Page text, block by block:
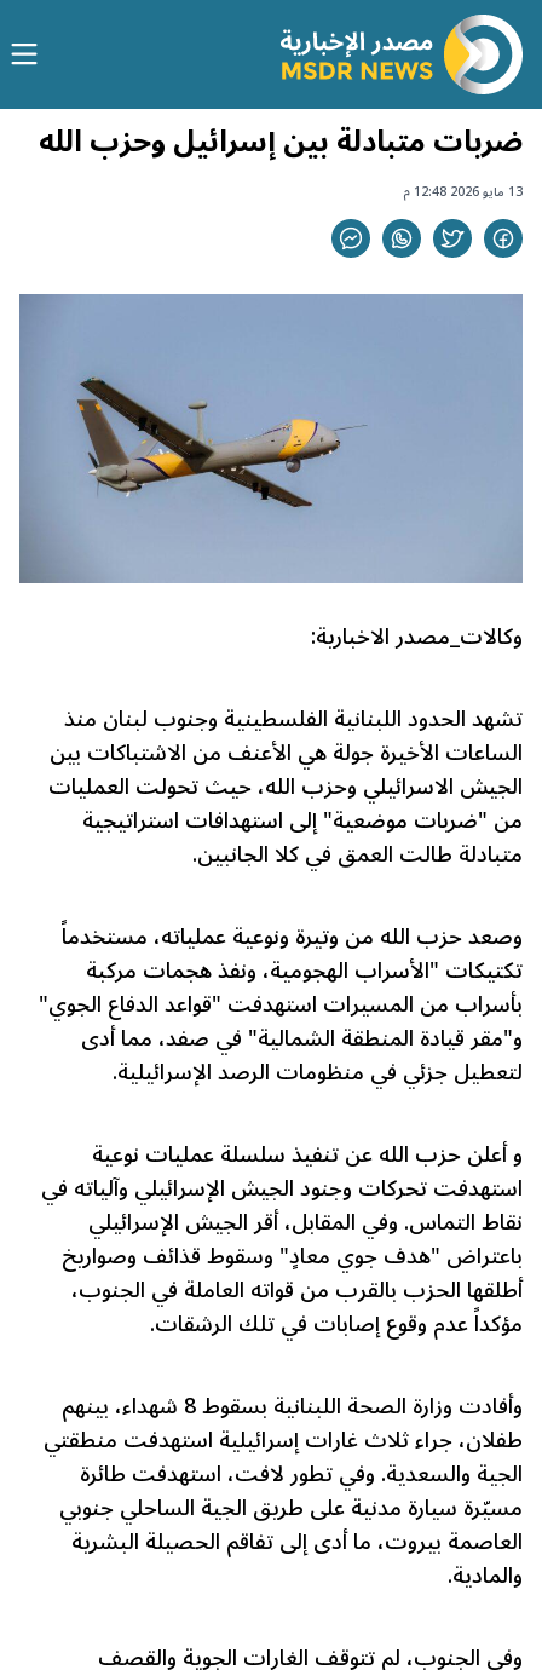
ضربات متبادلة بين إسرائيل وحزب الله
13 مايو 2026 12:48 م
وكالات_مصدر الاخبارية:
تشهد الحدود اللبنانية الفلسطينية وجنوب لبنان منذ
الساعات الأخيرة جولة هي الأعنف من الاشتباكات بين
الجيش الاسرائيلي وحزب الله، حيث تحولت العمليات
من "ضربات موضعية" إلى استهدافات استراتيجية
متبادلة طالت العمق في كلا الجانبين.
وصعد حزب الله من وتيرة ونوعية عملياته، مستخدماً
تكتيكات "الأسراب الهجومية، ونفذ هجمات مركبة
بأسراب من المسيرات استهدفت "قواعد الدفاع الجوي"
و"مقر قيادة المنطقة الشمالية" في صفد، مما أدى
لتعطيل جزئي في منظومات الرصد الإسرائيلية.
و أعلن حزب الله عن تنفيذ سلسلة عمليات نوعية
استهدفت تحركات وجنود الجيش الإسرائيلي وآلياته في
نقاط التماس. وفي المقابل، أقر الجيش الإسرائيلي
باعتراض "هدف جوي معادٍ" وسقوط قذائف وصواريخ
أطلقها الحزب بالقرب من قواته العاملة في الجنوب،
مؤكداً عدم وقوع إصابات في تلك الرشقات.
وأفادت وزارة الصحة اللبنانية بسقوط 8 شهداء، بينهم
طفلان، جراء ثلاث غارات إسرائيلية استهدفت منطقتي
الجية والسعدية. وفي تطور لافت، استهدفت طائرة
مسيّرة سيارة مدنية على طريق الجية الساحلي جنوبي
العاصمة بيروت، ما أدى إلى تفاقم الحصيلة البشرية
والمادية.
وفي الجنوب، لم تتوقف الغارات الجوية والقصف